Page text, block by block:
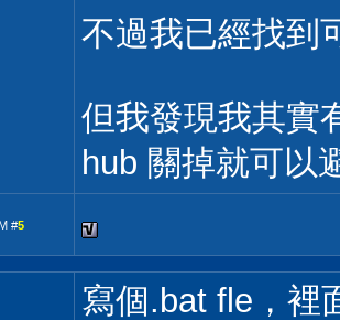
不過我已經找到
但我發現我其實
hub 關掉就可以
#5
寫個.bat fle，裡